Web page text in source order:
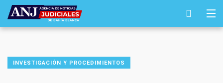
INVESTIGACIÓN Y PROCEDIMIENTOS